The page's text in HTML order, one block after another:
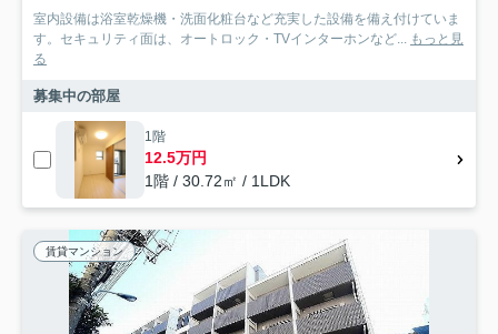
室内設備は浴室乾燥機・洗面化粧台など充実した設備を備え付けていま
す。セキュリティ面は、オートロック・TVインターホンなど... もっと見
る
募集中の部屋
1階
12.5万円
1階 / 30.72㎡ / 1LDK
賃貸マンション